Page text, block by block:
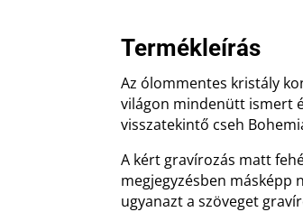
Termékleírás
Az ólommentes kristály
világon mindenütt ismert
visszatekintő cseh
A kért gravírozás matt
megjegyzésben másképp
ugyanazt a szöveget